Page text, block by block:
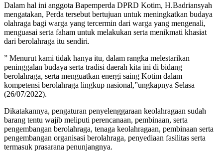
Dalam hal ini anggota Bapemperda DPRD Kotim, H.Badriansyah
mengatakan, Perda tersebut bertujuan untuk meningkatkan budaya
olahraga bagi warga yang tercermin dari warga yang mengenali,
menguasai serta faham untuk melakukan serta menikmati khasiat
dari berolahraga itu sendiri.
” Menurut kami tidak hanya itu, dalam rangka melestarikan
peninggalan budaya serta tradisi daerah kita ini di bidang
berolahraga, serta menguatkan energi saing Kotim dalam
kompetensi berolahraga lingkup nasional,”ungkapnya Selasa
(26/07/2022).
Dikatakannya, pengaturan penyelenggaraan keolahragaan sudah
barang tentu wajib meliputi perencanaan, pembinaan, serta
pengembangan berolahraga, tenaga keolahragaan, pembinaan serta
pengembangan organisasi berolahraga, penyediaan fasilitas serta
termasuk prasarana penunjangnya.